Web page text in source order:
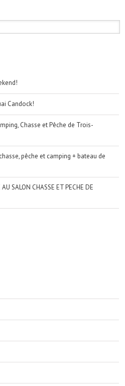
Candock!
Chasse et Pêche de Trois-
pêche et camping + bateau de
SALON CHASSE ET PECHE DE